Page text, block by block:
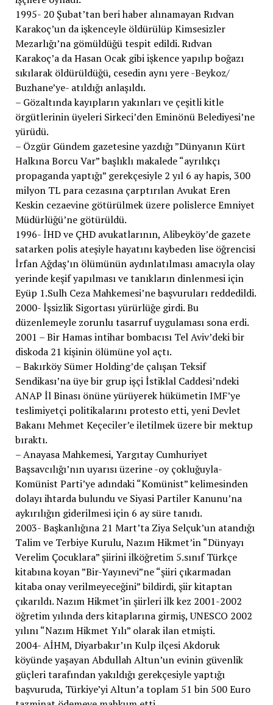
1995- 20 Şubat’tan beri haber alınamayan Rıdvan
Karakoç’un da işkenceyle öldürülüp Kimsesizler
Mezarlığı’na gömüldüğü tespit edildi. Rıdvan
Karakoç’a da Hasan Ocak gibi işkence yapılıp boğazı
sıkılarak öldürüldüğü, cesedin aynı yere -Beykoz/
Buzhane’ye- atıldığı anlaşıldı.
– Gözaltında kayıpların yakınları ve çeşitli kitle
örgütlerinin üyeleri Sirkeci’den Eminönü Belediyesi’ne
yürüdü.
– Özgür Gündem gazetesine yazdığı ”Dünyanın Kürt
Halkına Borcu Var” başlıklı makalede “ayrılıkçı
propaganda yaptığı” gerekçesiyle 2 yıl 6 ay hapis, 300
milyon TL para cezasına çarptırılan Avukat Eren
Keskin cezaevine götürülmek üzere polislerce Emniyet
Müdürlüğü’ne götürüldü.
1996- İHD ve ÇHD avukatlarının, Alibeyköy’de gazete
satarken polis ateşiyle hayatını kaybeden lise öğrencisi
İrfan Ağdaş’ın ölümünün aydınlatılması amacıyla olay
yerinde keşif yapılması ve tanıkların dinlenmesi için
Eyüp 1.Sulh Ceza Mahkemesi’ne başvuruları reddedildi.
2000- İşsizlik Sigortası yürürlüğe girdi. Bu
düzenlemeyle zorunlu tasarruf uygulaması sona erdi.
2001 – Bir Hamas intihar bombacısı Tel Aviv’deki bir
diskoda 21 kişinin ölümüne yol açtı.
– Bakırköy Sümer Holding’de çalışan Teksif
Sendikası’na üye bir grup işçi İstiklal Caddesi’ndeki
ANAP İl Binası önüne yürüyerek hükümetin IMF’ye
teslimiyetçi politikalarını protesto etti, yeni Devlet
Bakanı Mehmet Keçeciler’e iletilmek üzere bir mektup
bıraktı.
– Anayasa Mahkemesi, Yargıtay Cumhuriyet
Başsavcılığı’nın uyarısı üzerine -oy çokluğuyla-
Komünist Parti’ye adındaki “Komünist” kelimesinden
dolayı ihtarda bulundu ve Siyasi Partiler Kanunu’na
aykırılığın giderilmesi için 6 ay süre tanıdı.
2003- Başkanlığına 21 Mart’ta Ziya Selçuk’un atandığı
Talim ve Terbiye Kurulu, Nazım Hikmet’in “Dünyayı
Verelim Çocuklara” şiirini ilköğretim 5.sınıf Türkçe
kitabına koyan ”Bir-Yayınevi”ne “şiiri çıkarmadan
kitaba onay verilmeyeceğini” bildirdi, şiir kitaptan
çıkarıldı. Nazım Hikmet’in şiirleri ilk kez 2001-2002
öğretim yılında ders kitaplarına girmiş, UNESCO 2002
yılını “Nazım Hikmet Yılı” olarak ilan etmişti.
2004- AİHM, Diyarbakır’ın Kulp ilçesi Akdoruk
köyünde yaşayan Abdullah Altun’un evinin güvenlik
güçleri tarafından yakıldığı gerekçesiyle yaptığı
başvuruda, Türkiye’yi Altun’a toplam 51 bin 500 Euro